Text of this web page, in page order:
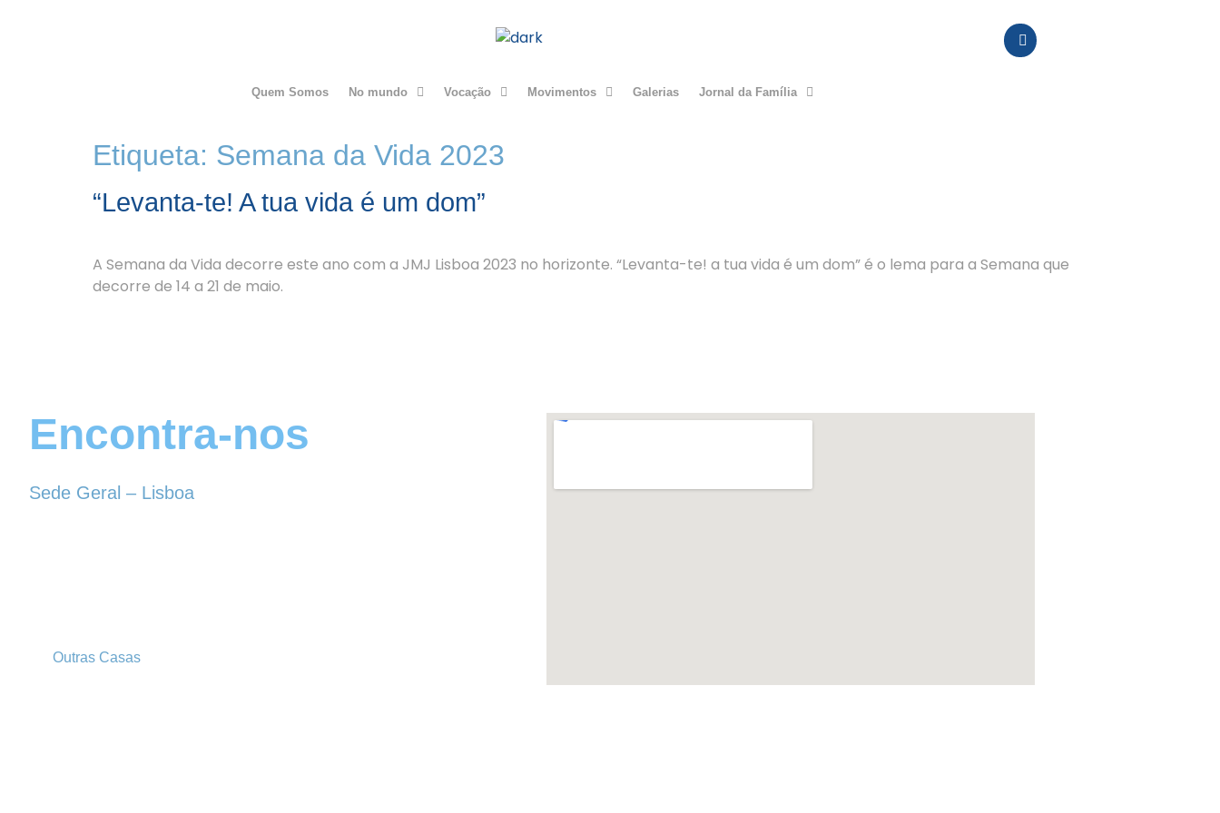
Quem Somos No mundo Vocação Movimentos Galerias Jornal da Família
Etiqueta: Semana da Vida 2023
“Levanta-te! A tua vida é um dom”
A Semana da Vida decorre este ano com a JMJ Lisboa 2023 no horizonte. “Levanta-te! a tua vida é um dom” é o lema para a Semana que
decorre de 14 a 21 de maio.
Encontra-nos
Sede Geral – Lisboa
Outras Casas